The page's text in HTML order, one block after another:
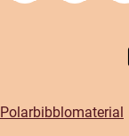
Polarbibblomaterial